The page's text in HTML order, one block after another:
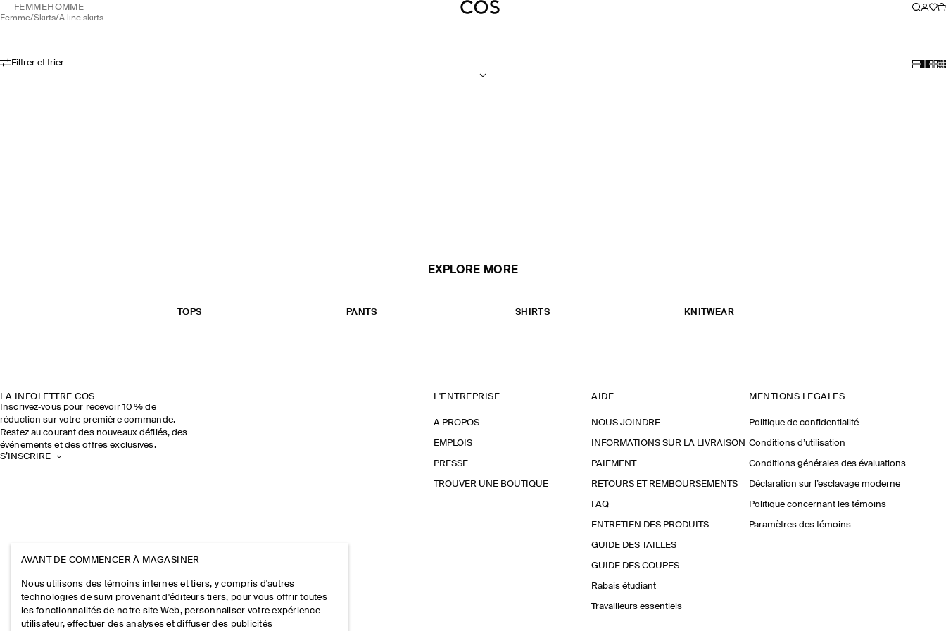
FEMMEHOMME
femme/ skirts/ a line skirts
Filtrer et trier
EXPLORE MORE
TOPS PANTS SHIRTS KNITWEAR
LA INFOLETTRE COS
Inscrivez‑vous pour recevoir 10 % de
réduction sur votre première commande.
Restez au courant des nouveaux défilés, des
événements et des offres exclusives.
S’INSCRIRE
L'ENTREPRISE
À PROPOS
EMPLOIS
PRESSE
TROUVER UNE BOUTIQUE
AIDE
NOUS JOINDRE
INFORMATIONS SUR LA LIVRAISON
PAIEMENT
RETOURS ET REMBOURSEMENTS
FAQ
ENTRETIEN DES PRODUITS
GUIDE DES TAILLES
GUIDE DES COUPES
Rabais étudiant
Travailleurs essentiels
MENTIONS LÉGALES
Politique de confidentialité
Conditions d’utilisation
Conditions générales des évaluations
Déclaration sur l’esclavage moderne
Politique concernant les témoins
Paramètres des témoins
AVANT DE COMMENCER À MAGASINER
Nous utilisons des témoins internes et tiers, y compris d'autres
technologies de suivi provenant d'éditeurs tiers, pour vous offrir toutes
les fonctionnalités de notre site Web, personnaliser votre expérience
utilisateur, effectuer des analyses et diffuser des publicités